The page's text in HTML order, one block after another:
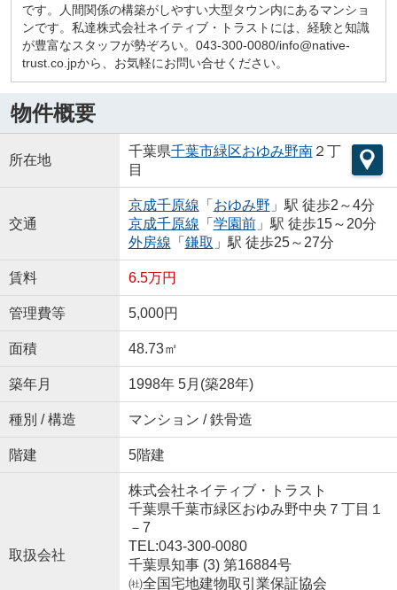
です。人間関係の構築がしやすい大型タウン内にあるマンショ
ンです。私達株式会社ネイティブ・トラストには、経験と知識
が豊富なスタッフが勢ぞろい。043-300-0080/info@native-
trust.co.jpから、お気軽にお問い合せください。
物件概要
所在地
千葉県千葉市緑区おゆみ野南２丁
目
交通
京成千原線 「 おゆみ野 」駅 徒歩2～4分
京成千原線 「 学園前」駅 徒歩15～20分
外房線 「 鎌取 」駅 徒歩25～27分
賃料 6.5万円
管理費等 5,000円
面積 48.73㎡
築年月 1998年 5月(築28年)
種別 / 構造 マンション / 鉄骨造
階建 5階建
取扱会社
株式会社ネイティブ・トラスト
千葉県千葉市緑区おゆみ野中央７丁目１
－7
TEL:043-300-0080
千葉県知事 (3) 第16884号
㈳全国宅地建物取引業保証協会